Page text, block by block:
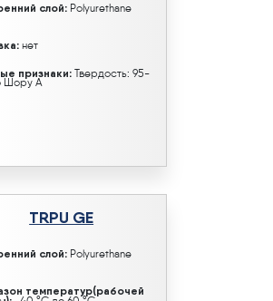
слой: Polyurethane
нет
признаки: Твердость: 95-
Шору A
TRPU GE
слой: Polyurethane
температур(рабочей